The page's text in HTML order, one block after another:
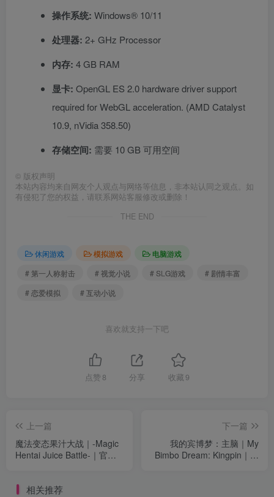
操作系统: Windows® 10/11
处理器: 2+ GHz Processor
内存: 4 GB RAM
显卡: OpenGL ES 2.0 hardware driver support
required for WebGL acceleration. (AMD Catalyst
10.9, nVidia 358.50)
存储空间: 需要 10 GB 可用空间
© 版权声明
本站内容均来自网友个人观点与网络等信息，非本站认同之观点。如
有侵犯了您的权益，请联系网站客服修改或删除！
THE END
休闲游戏 模拟游戏
电脑游戏
# 第一人称射击
# 视觉小说 # SLG游戏
# 剧情丰富
# 恋爱模拟
# 互动小说
喜欢就支持一下吧
点赞 8 分享 收藏 9
上一篇
魔法变态果汁大战｜-Magic
Hentai Juice Battle-｜官方
下一篇
我的宾博梦：主脑｜My
Bimbo Dream: Kingpin｜官
相关推荐